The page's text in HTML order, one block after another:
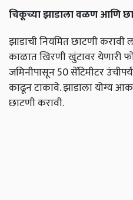
चिकूच्या झाडाला वळण आणि
झाडाची नियमित छाटणी करावी
काळात खिरणी खुंटावर येणारी
जमिनीपासून 50 सेंटिमीटर
काढून टाकावे. झाडाला योग्य
छाटणी करावी.